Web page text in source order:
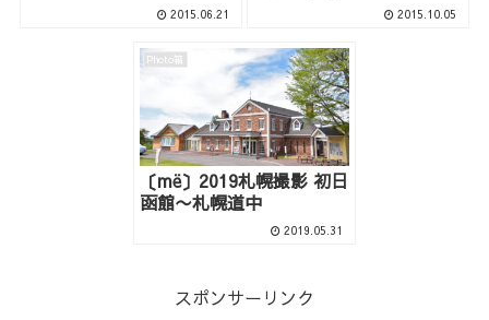
2015.06.21 2015.10.05
Photo箱
〔më〕2019札幌撮影 初日
函館〜札幌道中
2019.05.31
スポンサーリンク